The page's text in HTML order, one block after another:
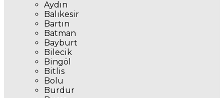
Aydın
Balıkesir
Bartın
Batman
Bayburt
Bilecik
Bingöl
Bitlis
Bolu
Burdur